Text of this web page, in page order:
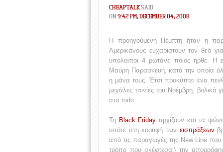
CHEAPTALKSAID
ON9:42 PM, DECEMBER 04, 2008
Η προηγούμενη Πέμπτη ήταν η
Αμερικάνους ευχαριστούν τον θεό
υπόλοιποι 4 ρωτάνε ποιος ήρθε. Η
Μαύρη Παρασκευή, κατά την οποία
η μάνα τους. Έτσι προκύπτει ένα
μεγάλες ταινίες του Νοέμβρη,
στα todo.
Τη Black Friday αρχίζουν και τα
οπότε στη κορυφή των εισπράξεων
από τις παραγωγές της New Line που
τρόπο που σκέφτεσαι) την